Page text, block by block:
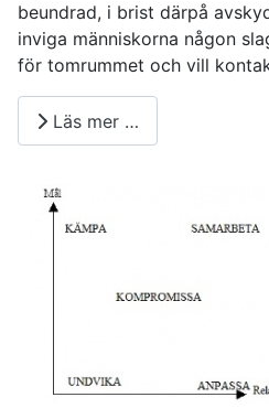
beundrad, i brist därpå
inviga människorna någon
för tomrummet och vill
Läs mer …